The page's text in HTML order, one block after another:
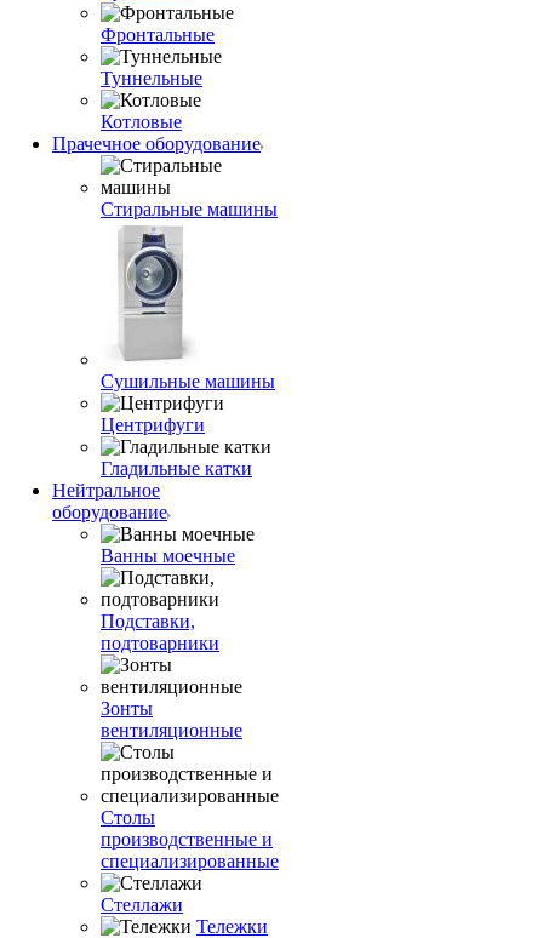
Фронтальные
Туннельные
Котловые
Прачечное оборудование
Стиральные машины
Сушильные машины
Центрифуги
Гладильные катки
Нейтральное
оборудование
Ванны моечные
Подставки,
подтоварники
Зонты
вентиляционные
Столы
производственные и
специализированные
Стеллажи
Тележки